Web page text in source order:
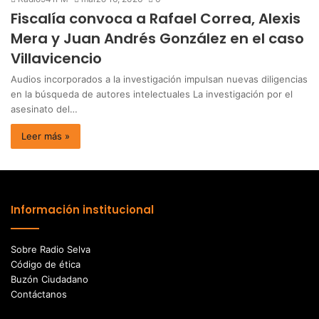
Fiscalía convoca a Rafael Correa, Alexis
Mera y Juan Andrés González en el caso
Villavicencio
Audios incorporados a la investigación impulsan nuevas diligencias
en la búsqueda de autores intelectuales La investigación por el
asesinato del…
Leer más »
Información institucional
Sobre Radio Selva
Código de ética
Buzón Ciudadano
Contáctanos